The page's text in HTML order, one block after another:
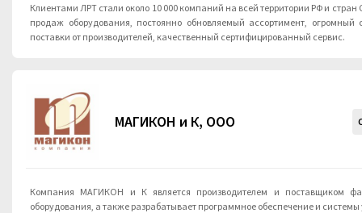
Клиентами ЛРТ стали около 10 000 компаний на всей территории РФ и
продаж оборудования, постоянно обновляемый ассортимент, огромный
поставки от производителей, качественный сертифицированный сервис.
МАГИКОН и К, ООО
Компания МАГИКОН и К является производителем и поставщиком
оборудования, а также разрабатывает программное обеспечение и системы